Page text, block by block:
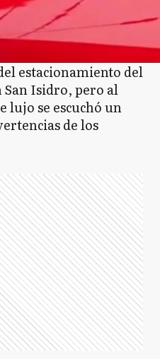
estacionamiento del
San Isidro, pero al
lujo se escuchó un
de los